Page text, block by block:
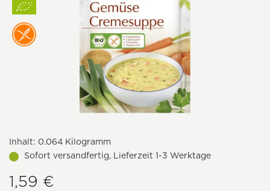
Inhalt: 0.064 Kilogramm
Sofort versandfertig, Lieferzeit 1-3 Werktage
1,59 €